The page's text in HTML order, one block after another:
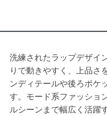
洗練されたラップデザイ
りで動きやすく、上品さ
ンディテールや後ろポケ
す。モード系ファッショ
ルシーンまで幅広く活躍